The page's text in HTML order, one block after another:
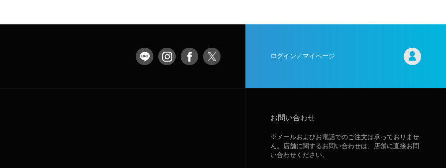
ログイン／マイページ
お問い合わせ
※メールおよびお電話でのご注文は承っておりませ
ん。店舗に関するお問い合わせは、店舗に直接お問
い合わせください。